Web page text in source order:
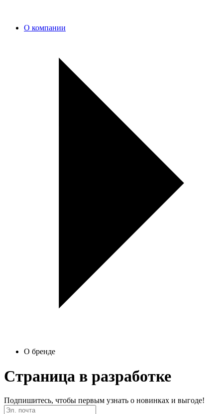
О компании
О бренде
Страница в разработке
Подпишитесь, чтобы первым узнать о новинках и выгоде!